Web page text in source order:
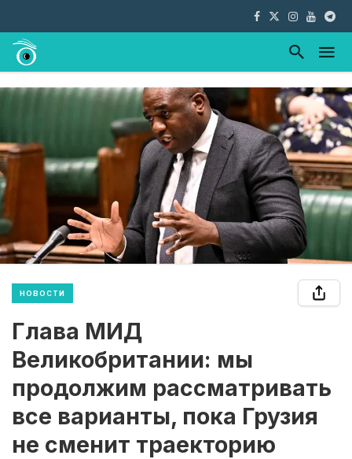
НОВОСТИ
Глава МИД
Великобритании: мы
продолжим рассматривать
все варианты, пока Грузия
не сменит траекторию